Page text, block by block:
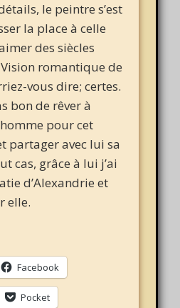
le peintre s’est
la place à celle
des siècles
romantique de
vous dire; certes.
bon de rêver à
pour cet
partager avec lui sa
cas, grâce à lui j’ai
d’Alexandrie et
elle.
Facebook
Pocket